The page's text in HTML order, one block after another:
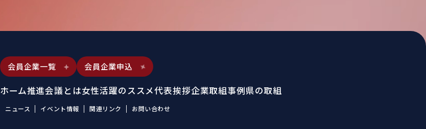
会員企業一覧 会員企業申込
ホーム推進会議とは女性活躍のススメ代表挨拶企業取組事例県の取組
ニュース イベント情報 関連リンク お問い合わせ